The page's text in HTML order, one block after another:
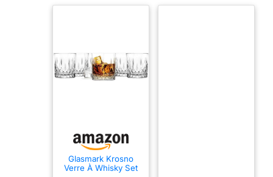
Glasmark Krosno
Verre À Whisky Set